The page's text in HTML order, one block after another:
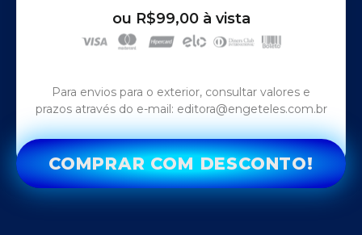
ou R$99,00 à vista
Para envios para o exterior, consultar valores e
prazos através do e-mail: editora@engeteles.com.br
COMPRAR COM DESCONTO!